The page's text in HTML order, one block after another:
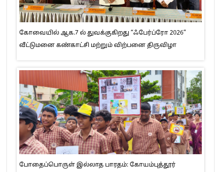
கோவையில் ஆக.7 ல் துவக்குகிறது “ஃபேர்ப்ரோ 2026”
வீட்டுமனை கண்காட்சி மற்றும் விற்பனை திருவிழா
போதைப்பொருள் இல்லாத பாரதம்: கோயம்புத்தூர்